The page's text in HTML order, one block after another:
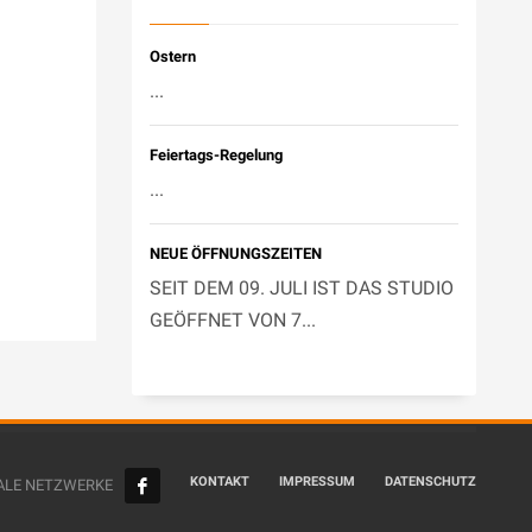
Ostern
...
Feiertags-Regelung
...
NEUE ÖFFNUNGSZEITEN
SEIT DEM 09. JULI IST DAS STUDIO
GEÖFFNET VON 7...
KONTAKT IMPRESSUM DATENSCHUTZ
NETZWERKE